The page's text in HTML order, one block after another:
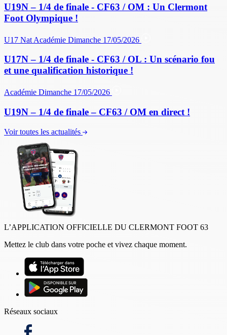
U19N – 1/4 de finale - CF63 / OM : Un Clermont
Foot Olympique !
U17 Nat Académie Dimanche 17/05/2026
U17N – 1/4 de finale - CF63 / OL : Un scénario fou
et une qualification historique !
Académie Dimanche 17/05/2026
U19N – 1/4 de finale – CF63 / OM en direct !
Voir toutes les actualités
L’APPLICATION OFFICIELLE DU CLERMONT FOOT 63
Mettez le club dans votre poche et vivez chaque moment.
Réseaux sociaux